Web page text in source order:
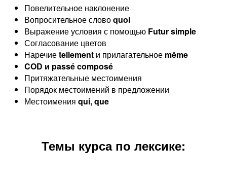
Повелительное наклонение
Вопросительное словоquoi
Выражение условия с помощью Futur simple
Согласование цветов
Наречиеtellement и прилагательное même
COD и passé composé
Притяжательные местоимения
Порядок местоимений в предложении
Местоимения qui, que
Темы курса по лексике: